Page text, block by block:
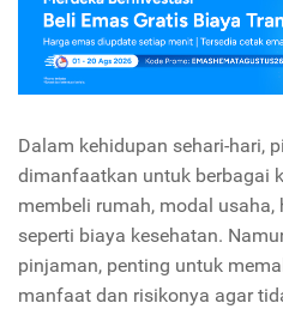
Dalam kehidupan sehari-hari,
dimanfaatkan untuk berbagai
membeli rumah, modal
seperti biaya kesehatan.
pinjaman, penting untuk
manfaat dan risikonya agar